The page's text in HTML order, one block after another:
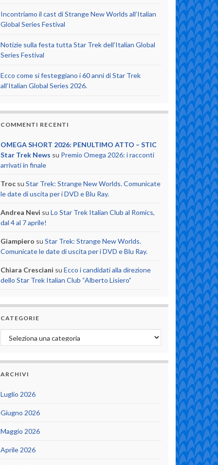
Incontriamo il cast di Strange New Worlds all’Italian
Global Series Festival
Notizie sulla festa tutta Star Trek dell’Italian Global
Series Festival
Ecco come si festeggiano i 60 anni di Star Trek
all’Italian Global Series 2026.
COMMENTI RECENTI
OMEGA SHORT 2026: PENULTIMO ATTO – STIC
Star Trek News su Premio Omega 2026: i racconti
arrivati in finale
Troc su Star Trek: Strange New Worlds. Comunicate
le date di uscita per i DVD e Blu Ray.
Andrea Nevi su Lo Star Trek Italian Club al Romics,
dal 4 al 7 aprile!
Giampiero su Star Trek: Strange New Worlds.
Comunicate le date di uscita per i DVD e Blu Ray.
Chiara Cresciani su Ecco i candidati alla direzione
dello Star Trek Italian Club “Alberto Lisiero”
CATEGORIE
Categorie
ARCHIVI
Luglio 2026
Giugno 2026
Maggio 2026
Aprile 2026